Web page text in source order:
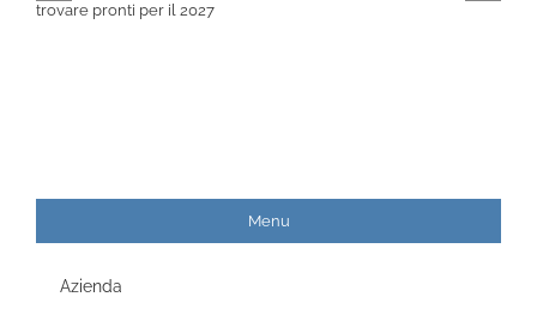
trovare pronti per il 2027
Menu
Azienda